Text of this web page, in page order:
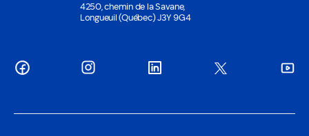
dans
4250, chemin de la Savane,
Longueuil (Québec) J3Y 9G4